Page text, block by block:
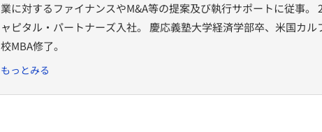
業に対するファイナンスやM&A等の提案及び執行サポートに従事。
ャピタル・パートナーズ入社。 慶応義塾大学経済学部卒、米国カ
校MBA修了。
もっとみる